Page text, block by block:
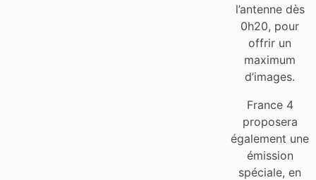
l’antenne dès
0h20, pour
offrir un
maximum
d’images.
France 4
proposera
également une
émission
spéciale, en